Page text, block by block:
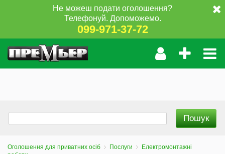
Не можеш подати оголошення?
Телефонуй. Допоможемо.
099-971-37-72
Оголошення для приватних осіб Послуги
Електромонтажні